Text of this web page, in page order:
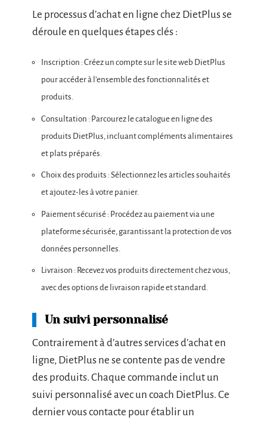
Le processus d’achat en ligne chez DietPlus se
déroule en quelques étapes clés :
Inscription : Créez un compte sur le site web DietPlus
pour accéder à l’ensemble des fonctionnalités et
produits.
Consultation : Parcourez le catalogue en ligne des
produits DietPlus, incluant compléments alimentaires
et plats préparés.
Choix des produits : Sélectionnez les articles souhaités
et ajoutez-les à votre panier.
Paiement sécurisé : Procédez au paiement via une
plateforme sécurisée, garantissant la protection de vos
données personnelles.
Livraison : Recevez vos produits directement chez vous,
avec des options de livraison rapide et standard.
Un suivi personnalisé
Contrairement à d’autres services d’achat en
ligne, DietPlus ne se contente pas de vendre
des produits. Chaque commande inclut un
suivi personnalisé avec un coach DietPlus. Ce
dernier vous contacte pour établir un